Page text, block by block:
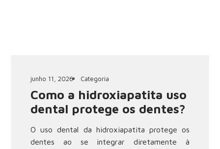
junho 11, 2026 Categoria
Como a hidroxiapatita uso
dental protege os dentes?
O uso dental da hidroxiapatita protege os
dentes ao se integrar diretamente à